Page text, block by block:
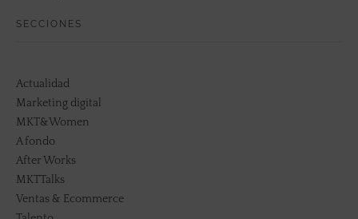
SECCIONES
Actualidad
Marketing digital
MKT&Women
A fondo
After Works
MKTTalks
Ventas & Ecommerce